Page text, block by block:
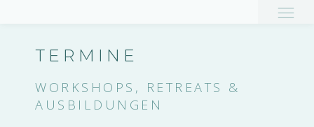
TERMINE
WORKSHOPS, RETREATS &
AUSBILDUNGEN